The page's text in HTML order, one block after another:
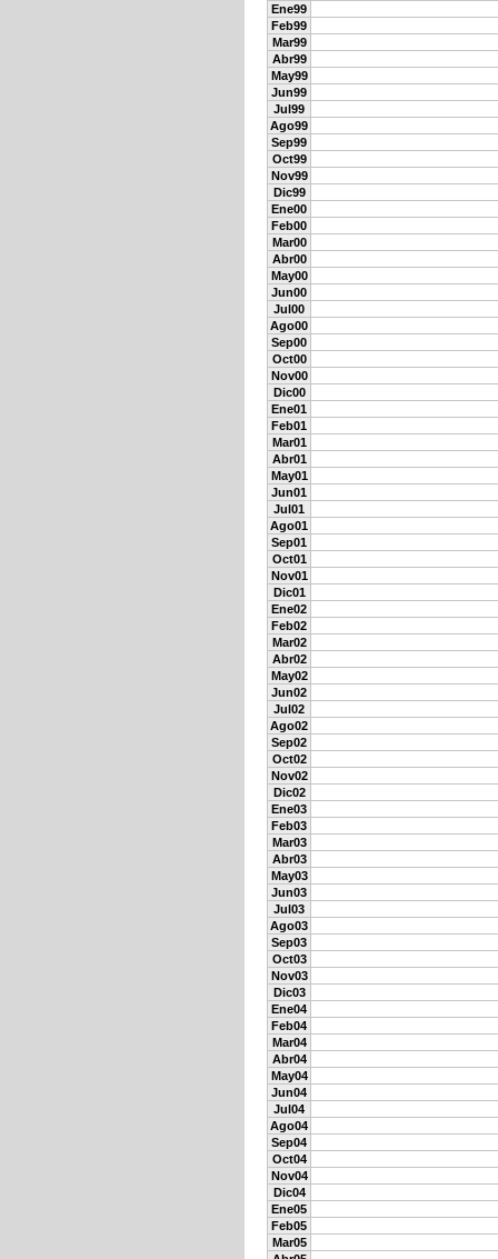
Ene99
Feb99
Mar99
Abr99
May99
Jun99
Jul99
Ago99
Sep99
Oct99
Nov99
Dic99
Ene00
Feb00
Mar00
Abr00
May00
Jun00
Jul00
Ago00
Sep00
Oct00
Nov00
Dic00
Ene01
Feb01
Mar01
Abr01
May01
Jun01
Jul01
Ago01
Sep01
Oct01
Nov01
Dic01
Ene02
Feb02
Mar02
Abr02
May02
Jun02
Jul02
Ago02
Sep02
Oct02
Nov02
Dic02
Ene03
Feb03
Mar03
Abr03
May03
Jun03
Jul03
Ago03
Sep03
Oct03
Nov03
Dic03
Ene04
Feb04
Mar04
Abr04
May04
Jun04
Jul04
Ago04
Sep04
Oct04
Nov04
Dic04
Ene05
Feb05
Mar05